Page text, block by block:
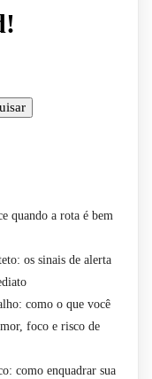
quando a rota é bem
os sinais de alerta
como o que você
foco e risco de
como enquadrar sua